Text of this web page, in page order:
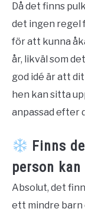
Då det finns
det ingen regel
för att kunna
år, likväl som
god idé är att
hen kan sitta
anpassad efter
Finns
person
Absolut, det
ett mindre barn